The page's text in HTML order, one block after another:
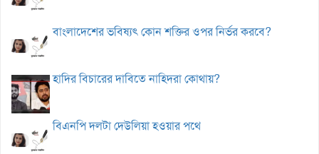
বাংলাদেশের ভবিষ্যৎ কোন শক্তির ওপর নির্ভর করবে?
হাদির বিচারের দাবিতে নাহিদরা কোথায়?
বিএনপি দলটা দেউলিয়া হওয়ার পথে